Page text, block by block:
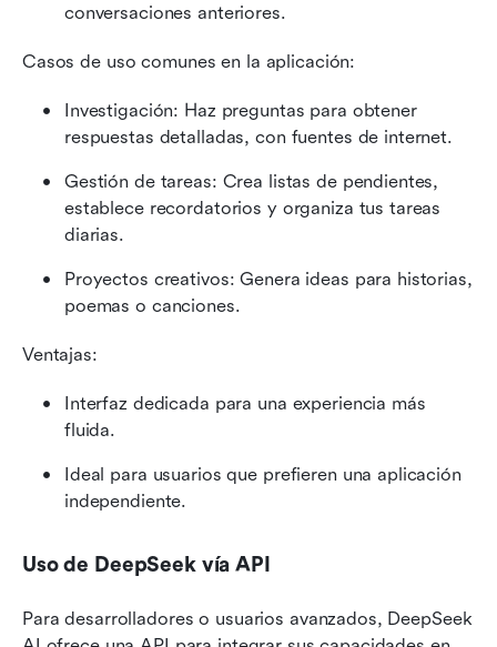
conversaciones anteriores.
Casos de uso comunes en la aplicación:
Investigación: Haz preguntas para obtener
respuestas detalladas, con fuentes de internet.
Gestión de tareas: Crea listas de pendientes,
establece recordatorios y organiza tus tareas
diarias.
Proyectos creativos: Genera ideas para historias,
poemas o canciones.
Ventajas:
Interfaz dedicada para una experiencia más
fluida.
Ideal para usuarios que prefieren una aplicación
independiente.
Uso de DeepSeek vía API
Para desarrolladores o usuarios avanzados, DeepSeek